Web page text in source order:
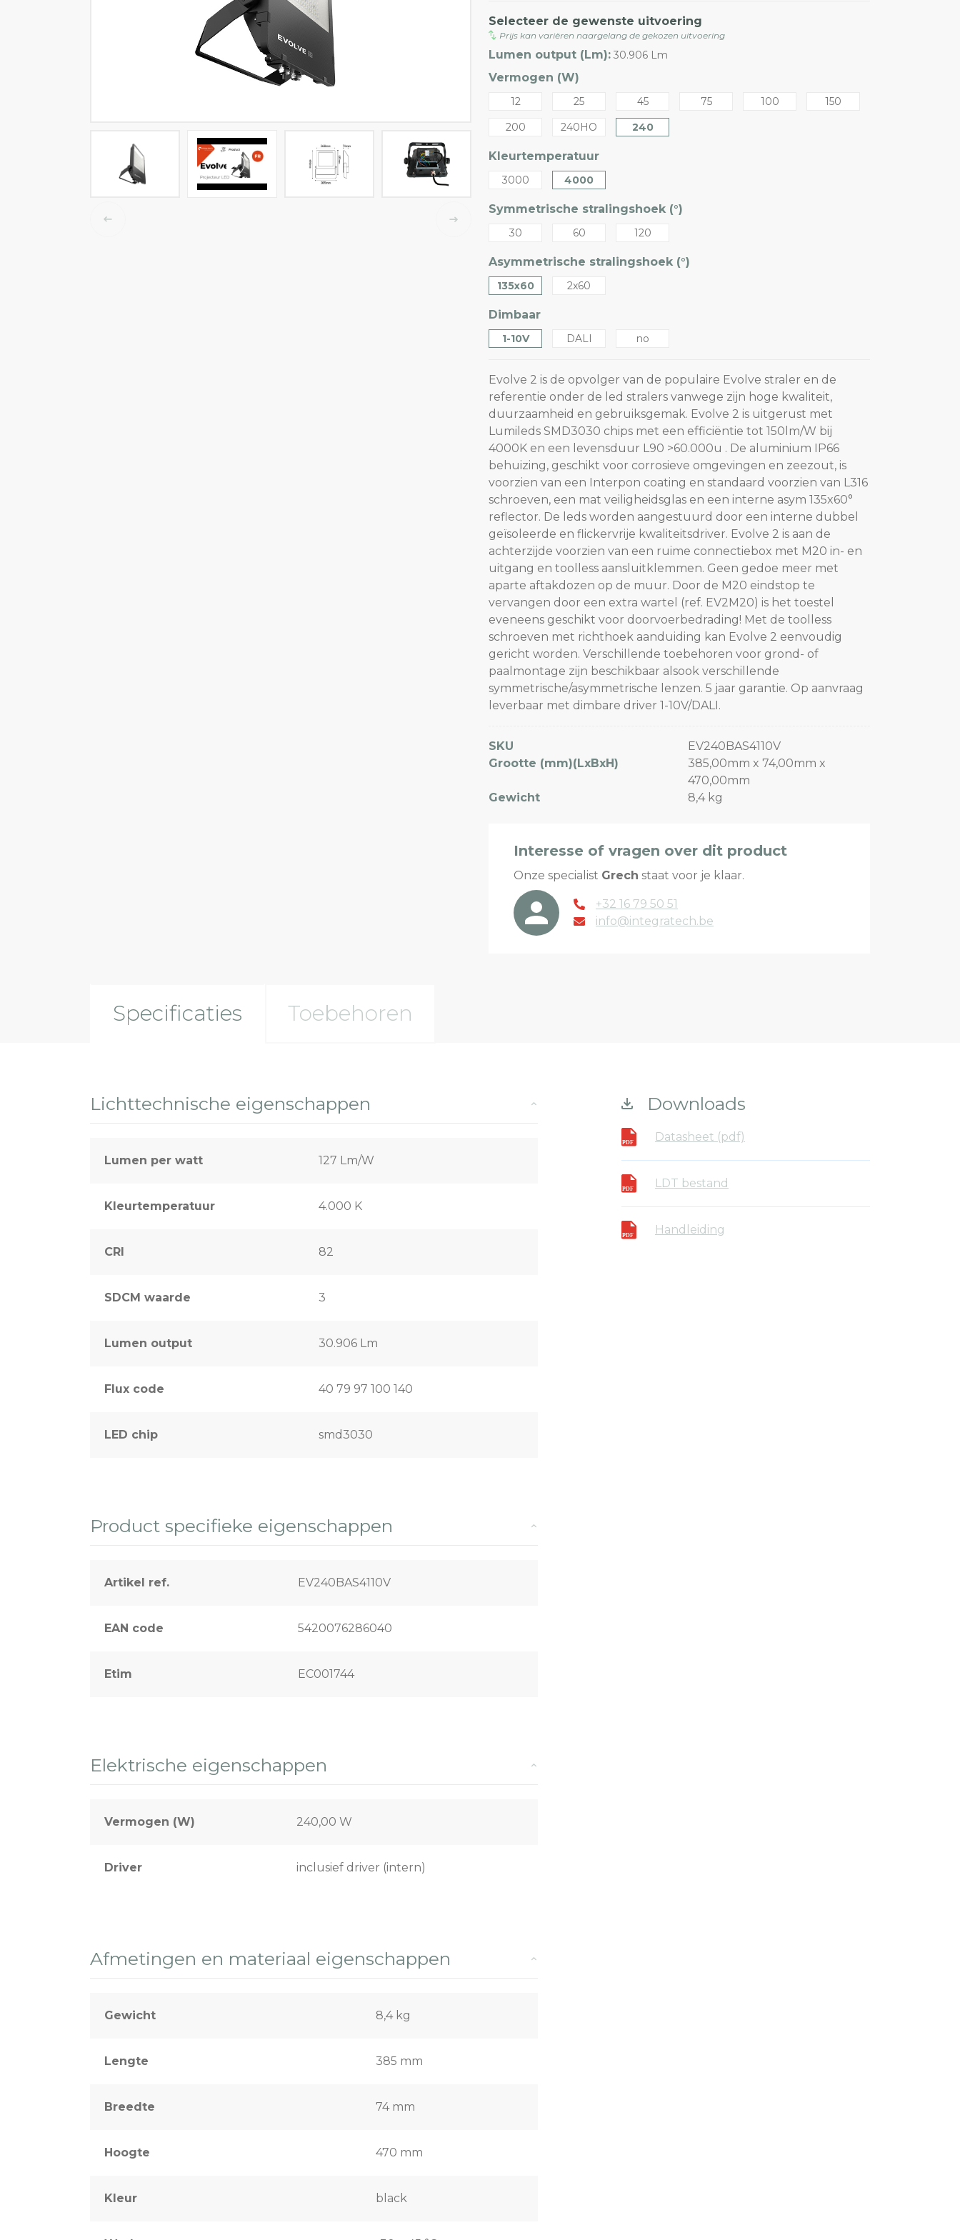
LED tracklights
Smartlighting
Half waterdichte armaturen
Plafond & wandarmaturen
Selecteer de gewenste uitvoering
Prijs kan variëren naargelang de gekozen uitvoering
Lumen output (Lm): 30.906 Lm
Vermogen (W)
12 25 45 75 100
150
200
240HO 240
Kleurtemperatuur
3000 4000
Symmetrische stralingshoek (°)
30 60 120
Asymmetrische stralingshoek (°)
135x60 2x60
Dimbaar
1-10V DALI no
Evolve 2 is de opvolger van de populaire Evolve straler en de
referentie onder de led stralers vanwege zijn hoge kwaliteit,
duurzaamheid en gebruiksgemak. Evolve 2 is uitgerust met
Lumileds SMD3030 chips met een efficiëntie tot 150lm/W bij
4000K en een levensduur L90 >60.000u . De aluminium IP66
behuizing, geschikt voor corrosieve omgevingen en zeezout, is
voorzien van een Interpon coating en standaard voorzien van L316
schroeven, een mat veiligheidsglas en een interne asym 135x60°
reflector. De leds worden aangestuurd door een interne dubbel
geïsoleerde en flickervrije kwaliteitsdriver. Evolve 2 is aan de
achterzijde voorzien van een ruime connectiebox met M20 in- en
uitgang en toolless aansluitklemmen. Geen gedoe meer met
aparte aftakdozen op de muur. Door de M20 eindstop te
vervangen door een extra wartel (ref. EV2M20) is het toestel
eveneens geschikt voor doorvoerbedrading! Met de toolless
schroeven met richthoek aanduiding kan Evolve 2 eenvoudig
gericht worden. Verschillende toebehoren voor grond- of
paalmontage zijn beschikbaar alsook verschillende
symmetrische/asymmetrische lenzen. 5 jaar garantie. Op aanvraag
leverbaar met dimbare driver 1-10V/DALI.
SKU
EV240BAS4110V
Grootte (mm)(LxBxH)
385,00mm x 74,00mm x
470,00mm
Gewicht
8,4 kg
Interesse of vragen over dit product
Onze specialist Grech staat voor je klaar.
+32 16 79 50 51
info@integratech.be
Specificaties Toebehoren
Lichttechnische eigenschappen
Lumen per watt 127 Lm/W
Kleurtemperatuur 4.000 K
CRI 82
SDCM waarde 3
Lumen output 30.906 Lm
Flux code 40 79 97 100 140
LED chip smd3030
Product specifieke eigenschappen
Artikel ref. EV240BAS4110V
EAN code 5420076286040
Etim EC001744
Elektrische eigenschappen
Vermogen (W) 240,00 W
Driver inclusief driver (intern)
Afmetingen en materiaal eigenschappen
Gewicht 8,4 kg
Lengte 385 mm
Breedte 74 mm
Hoogte 470 mm
Kleur black
Downloads
Datasheet (pdf)
LDT bestand
Handleiding